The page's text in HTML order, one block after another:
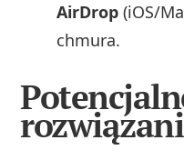
AirDrop (iOS/
chmura.